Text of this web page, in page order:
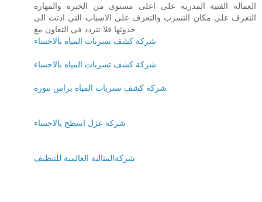
العمالة الفنية المدربه على اعلى مستوى من الخبرة والمهارة
التعرف على مكان التسرب والتعرف على الاسباب التى ادتت الى
حدوثها فلا تتردد فى التعاون مع
شركة كشف تسربات المياه بالاحساء
شركة كشف تسربات المياه بالاحساء
شركة كشف تسربات المياه براس تنورة
شركة عزل اسطح بالاحساء
شركةالمثالية العالمية للتنظيف